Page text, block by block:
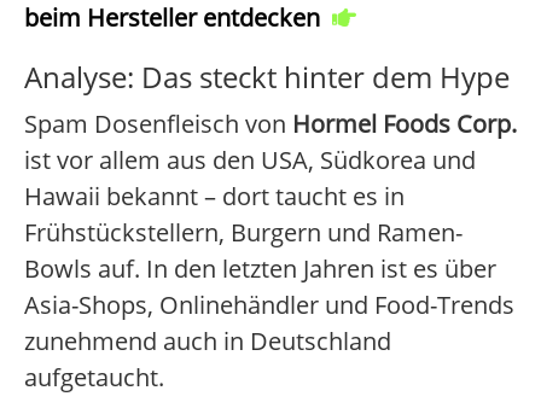
beim Hersteller entdecken
Analyse: Das steckt hinter dem Hype
Spam Dosenfleisch von Hormel Foods Corp.
ist vor allem aus den USA, Südkorea und
Hawaii bekannt – dort taucht es in
Frühstückstellern, Burgern und Ramen-
Bowls auf. In den letzten Jahren ist es über
Asia-Shops, Onlinehändler und Food-Trends
zunehmend auch in Deutschland
aufgetaucht.